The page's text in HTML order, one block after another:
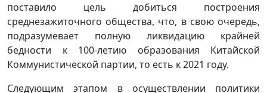
поставило цель добиться построения
среднезажиточного общества, что, в свою очередь,
подразумевает полную ликвидацию крайней
бедности к 100-летию образования Китайской
Коммунистической партии, то есть к 2021 году.
Следующим этапом в осуществлении политики